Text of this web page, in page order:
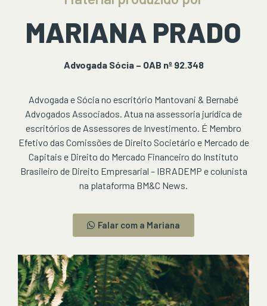
MARIANA PRADO
Advogada Sócia – OAB nº 92.348
Advogada e Sócia no escritório Mantovani & Bernabé
Advogados Associados. Atua na assessoria jurídica de
escritórios de Assessores de Investimento. É Membro
Efetivo das Comissões de Direito Societário e Mercado de
Capitais e Direito do Mercado Financeiro do Instituto
Brasileiro de Direito Empresarial – IBRADEMP e colunista
na plataforma BM&C News.
Falar com a Mariana